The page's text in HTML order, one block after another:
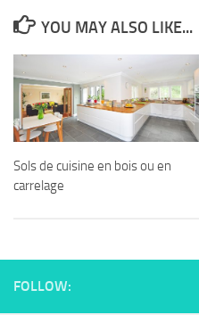
YOU MAY ALSO LIKE...
Sols de cuisine en bois ou en
carrelage
FOLLOW: